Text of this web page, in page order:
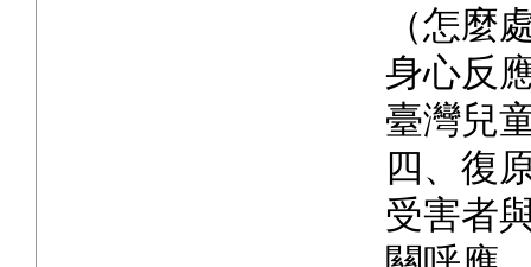
（怎麼
身心反
臺灣兒
四、復
受害者